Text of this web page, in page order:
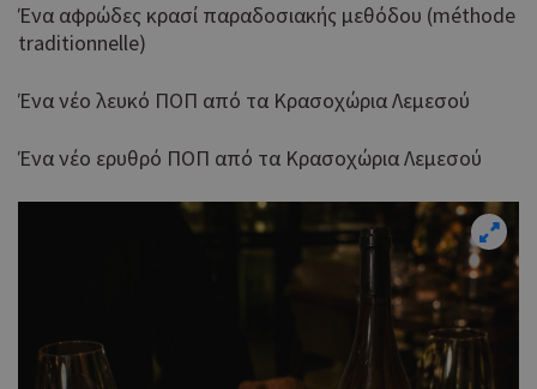
Ένα αφρώδες κρασί παραδοσιακής μεθόδου (méthode
traditionnelle)
Ένα νέο λευκό ΠΟΠ από τα Κρασοχώρια Λεμεσού
Ένα νέο ερυθρό ΠΟΠ από τα Κρασοχώρια Λεμεσού